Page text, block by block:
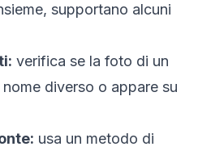
supportano alcuni
verifica se la foto di un
diverso o appare su
usa un metodo di